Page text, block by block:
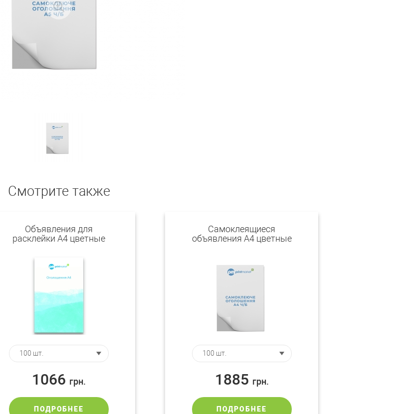
Смотрите также
Объявления для
расклейки А4 цветные
1066 грн.
ПОДРОБНЕЕ
Самоклеящиеся
объявления А4 цветные
1885 грн.
ПОДРОБНЕЕ